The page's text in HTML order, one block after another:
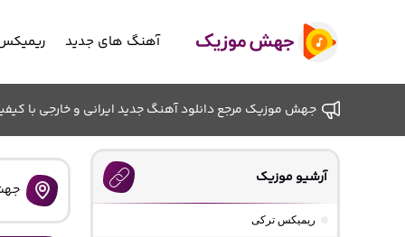
آهنگ های جدید
جهش موزیک مرجع دانلود آهنگ جدید ایرانی و خارجی با
آرشیو موزیک
ریمیکس ترکی